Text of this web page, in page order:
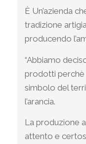
È Un’azienda
tradizione
producendo
“Abbiamo
prodotti perchè
simbolo del
l’arancia.
La produzione
attento e